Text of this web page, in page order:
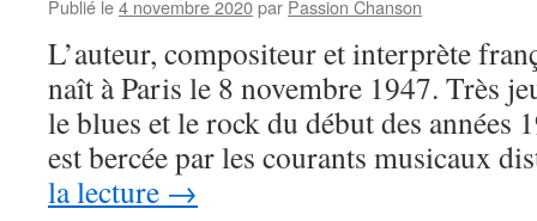
Publié le4 novembre 2020par Passion Chanson
L’auteur, compositeur et interprète
naît à Paris le 8 novembre 1947. Très
le blues et le rock du début des années
est bercée par les courants musicaux
la lecture →